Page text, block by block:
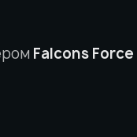
Falcons Force